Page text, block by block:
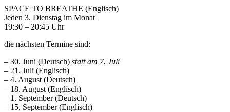
SPACE TO BREATHE (Englisch)
Jeden 3. Dienstag im Monat
19:30 – 20:45 Uhr
die nächsten Termine sind:
– 30. Juni (Deutsch) statt am 7. Juli
– 21. Juli (Englisch)
– 4. August (Deutsch)
– 18. August (Englisch)
– 1. September (Deutsch)
– 15. September (Englisch)